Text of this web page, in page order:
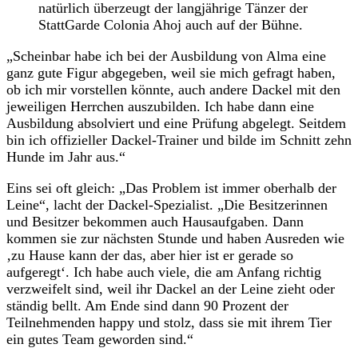
natürlich überzeugt der langjährige Tänzer der
StattGarde Colonia Ahoj auch auf der Bühne.
„Scheinbar habe ich bei der Ausbildung von Alma eine
ganz gute Figur abgegeben, weil sie mich gefragt haben,
ob ich mir vorstellen könnte, auch andere Dackel mit den
jeweiligen Herrchen auszubilden. Ich habe dann eine
Ausbildung absolviert und eine Prüfung abgelegt. Seitdem
bin ich offizieller Dackel-Trainer und bilde im Schnitt zehn
Hunde im Jahr aus.“
Eins sei oft gleich: „Das Problem ist immer oberhalb der
Leine“, lacht der Dackel-Spezialist. „Die Besitzerinnen
und Besitzer bekommen auch Hausaufgaben. Dann
kommen sie zur nächsten Stunde und haben Ausreden wie
‚zu Hause kann der das, aber hier ist er gerade so
aufgeregt‘. Ich habe auch viele, die am Anfang richtig
verzweifelt sind, weil ihr Dackel an der Leine zieht oder
ständig bellt. Am Ende sind dann 90 Prozent der
Teilnehmenden happy und stolz, dass sie mit ihrem Tier
ein gutes Team geworden sind.“